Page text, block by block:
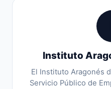
Instituto
El Instituto Aragonés
Servicio Público de